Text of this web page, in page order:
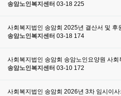
송암노인복지센터 03-18 225
사회복지법인 송암회 2025년 결산서 및
송암노인복지센터 03-18 174
사회복지법인 송암회 송암노인요양원 사회
송암노인복지센터 03-10 172
사회복지법인 송암회 2026년 3차 임시이